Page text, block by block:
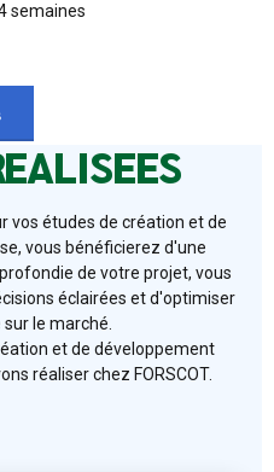
semaines
vos études de création et de
vous bénéficierez d'une
de votre projet, vous
éclairées et d'optimiser
le marché.
et de développement
réaliser chez FORSCOT.